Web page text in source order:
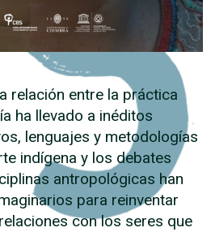
relación entre la práctica
ha llevado a inéditos
lenguajes y metodologías
indígena y los debates
antropológicas han
para reinventar
con los seres que